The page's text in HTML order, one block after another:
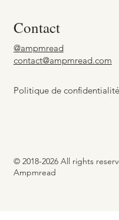
Contact
@ampmread
contact@ampmread.com
Politique de confidentialité
© 2018-2026 All rights
Ampmread